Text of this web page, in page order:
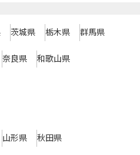
茨城県 栃木県 群馬県
奈良県 和歌山県
山形県 秋田県